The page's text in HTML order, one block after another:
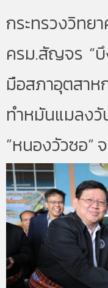
กระทรวงวิท
ครม.สัญจร “
มือสภาอุตสาห
ทำหมันแมล
”หนองวัวซอ”